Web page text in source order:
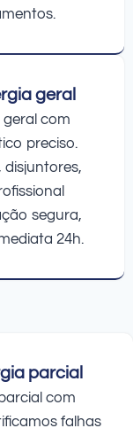
geral
geral com
preciso.
disjuntores,
segura,
24h.
parcial
com
falhas